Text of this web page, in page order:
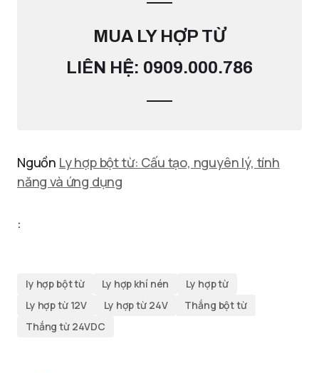
MUA LY HỢP TỪ
LIÊN HỆ: 0909.000.786
Nguồn Ly hợp bột từ: Cấu tạo, nguyên lý, tính
năng và ứng dụng
:
ly hợp bột từ Ly hợp khí nén
Ly hợp từ
Ly hợp từ 12V
Ly hợp từ 24V
Thắng bột từ
Thắng từ 24VDC